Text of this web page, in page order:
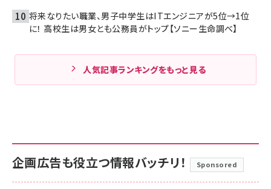
将来なりたい職業、男子中学生はITエンジニアが5位→1位
に！ 高校生は男女とも公務員がトップ【ソニー生命調べ】
人気記事ランキングをもっと見る
企画広告も役立つ情報バッチリ！ Sponsored